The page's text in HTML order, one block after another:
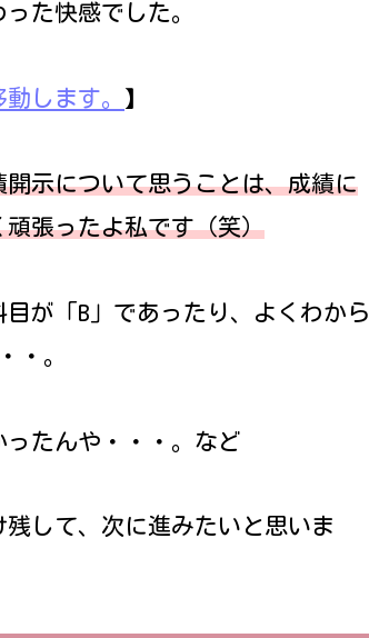
た快感でした。
します。 】
示について思うことは、成績に
張ったよ私です（笑）
が「B」であったり、よくわから
・。
たんや・・・。など
して、次に進みたいと思いま